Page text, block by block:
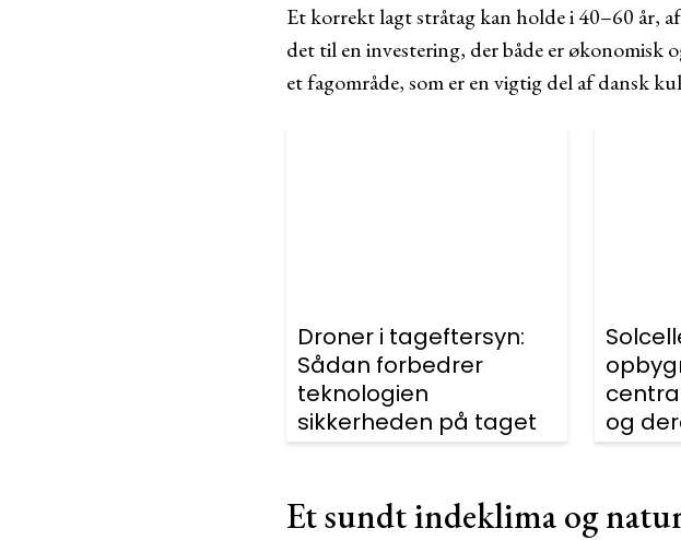
Et korrekt lagt stråtag kan holde i 40–60 år,
det til en investering, der både er
et fagområde, som er en vigtig del af dansk
Droner i tageftersyn:
Sådan forbedrer
teknologien
sikkerheden på taget
og
Et sundt indeklima og